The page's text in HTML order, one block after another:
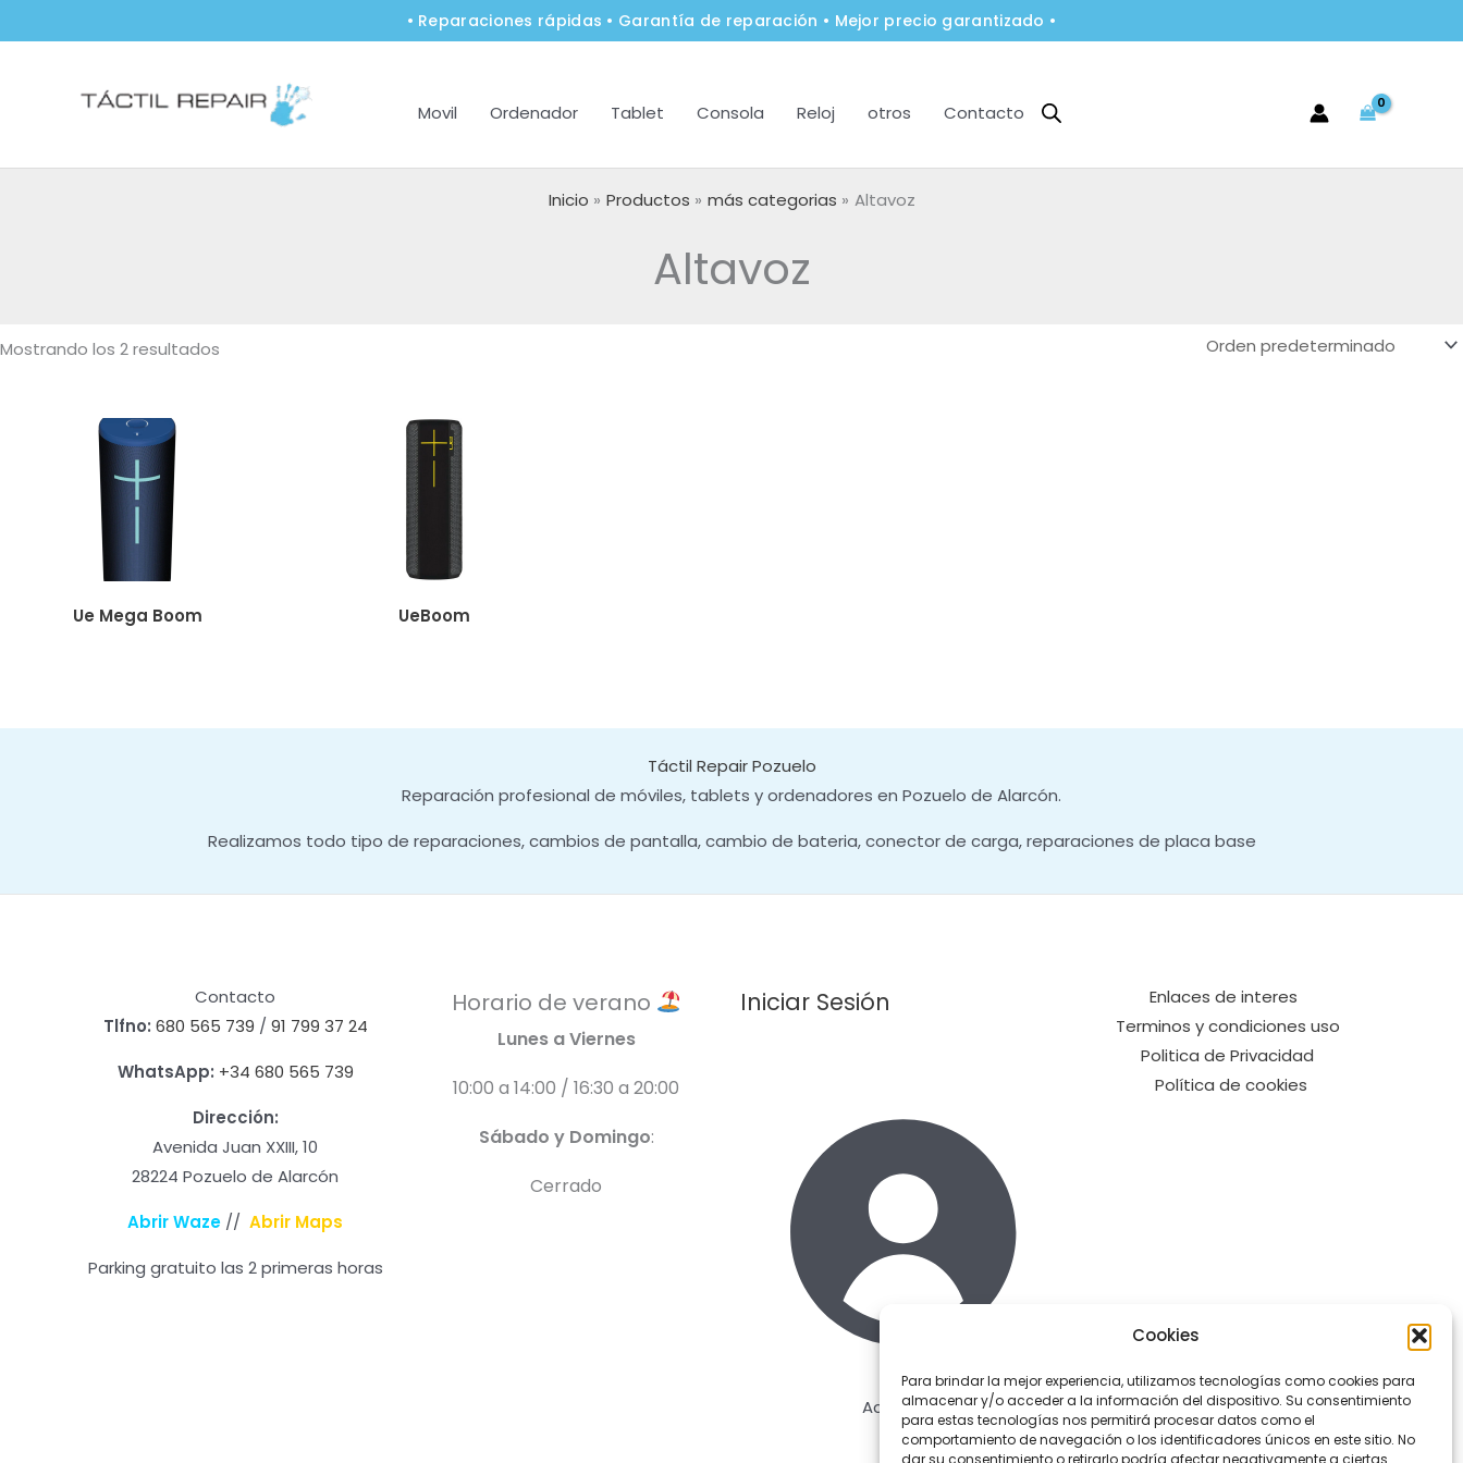
Cookies
Para brindar la mejor experiencia, utilizamos tecnologías como cookies para
almacenar y/o acceder a la información del dispositivo. Su consentimiento
para estas tecnologías nos permitirá procesar datos como el
comportamiento de navegación o los identificadores únicos en este sitio. No
dar su consentimiento o retirarlo podría afectar negativamente a ciertas
al
• Reparaciones rápidas • Garantía de reparación • Mejor precio garantizado •
Movil Ordenador Tablet Consola Reloj otros Contacto
Inicio Productos más categorias Altavoz
Altavoz
Mostrando los 2 resultados
Ue Mega Boom UeBoom
Táctil Repair Pozuelo
Reparación profesional de móviles, tablets y ordenadores en Pozuelo de Alarcón.
Realizamos todo tipo de reparaciones, cambios de pantalla, cambio de bateria, conector de carga, reparaciones de placa base
Contacto
Tlfno: 680 565 739 / 91 799 37 24
WhatsApp: +34 680 565 739
Dirección:
Avenida Juan XXIII, 10
28224 Pozuelo de Alarcón
Abrir Waze //Abrir Maps
Parking gratuito las 2 primeras horas
Horario de verano
Lunes a Viernes
10:00 a 14:00 / 16:30 a 20:00
Sábado y Domingo:
Cerrado
Iniciar Sesión
Acceder
Enlaces de interes
Terminos y condiciones uso
Politica de Privacidad
Política de cookies